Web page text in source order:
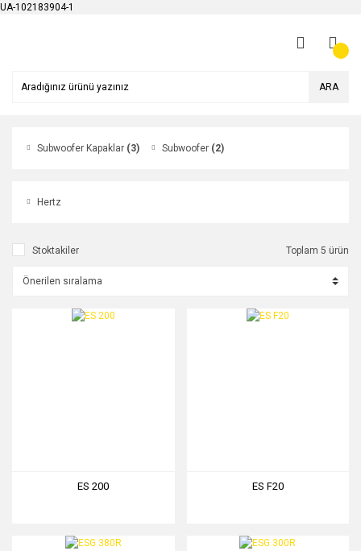
UA-102183904-1
ARA
Subwoofer Kapaklar (3) Subwoofer (2)
Hertz
Stoktakiler Toplam 5 ürün
ES 200 ES F20